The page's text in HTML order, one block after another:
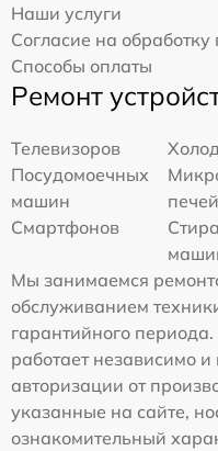
Наши услуги
Согласие на
Способы оплаты
Ремонт
Телевизоров
Посудомоечных
машин
печей
Смартфонов
Мы занимаемся
обслуживанием
гарантийного
работает независимо
авторизации от
указанные на сайте,
ознакомительный